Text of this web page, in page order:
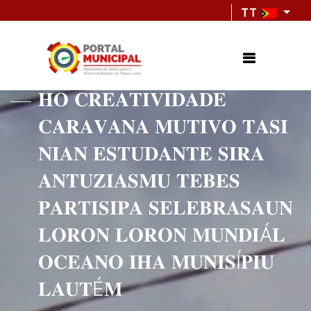
TT
𝐇𝐎 𝐂𝐑𝐄𝐀𝐓𝐈𝐕𝐈𝐃𝐀𝐃𝐄
𝐂𝐀𝐑𝐀𝐕𝐀𝐍𝐀 𝐌𝐔𝐓𝐈𝐕𝐎 𝐓𝐀𝐒𝐈
𝐍𝐈𝐀𝐍 𝐄𝐒𝐓𝐔𝐃𝐀𝐍𝐓𝐄 𝐒𝐈𝐑𝐀
𝐀𝐍𝐓𝐔𝐙𝐈𝐀𝐒𝐌𝐔 𝐓𝐄𝐁𝐄𝐒
𝐏𝐀𝐑𝐓𝐈𝐒𝐈𝐏𝐀 𝐒𝐄𝐋𝐄𝐁𝐑𝐀𝐒𝐀𝐔𝐍
𝐋𝐎𝐑𝐎𝐍 𝐋𝐎𝐑𝐎𝐍 𝐌𝐔𝐍𝐃𝐈Á𝐋
𝐎𝐂𝐄𝐀𝐍𝐎 𝐈𝐇𝐀 𝐌𝐔𝐍𝐈𝐒Í𝐏𝐈𝐔
𝐋𝐀𝐔𝐓É𝐌